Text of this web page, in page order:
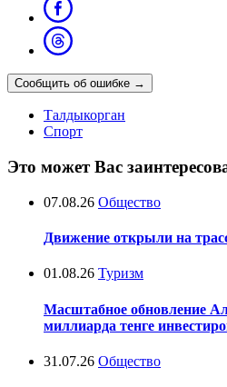
Сообщить об ошибке →
Талдыкорган
Спорт
Это может Вас
07.08.26 Общество
Движение открыли на
01.08.26 Туризм
Масштабное обновление
миллиарда тенге
31.07.26 Общество